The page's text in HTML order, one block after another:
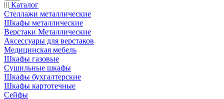
Каталог
Стеллажи металлические
Шкафы металлические
Верстаки Металлические
Аксессуары для верстаков
Медицинская мебель
Шкафы газовые
Сушильные шкафы
Шкафы бухгалтерские
Шкафы картотечные
Сейфы